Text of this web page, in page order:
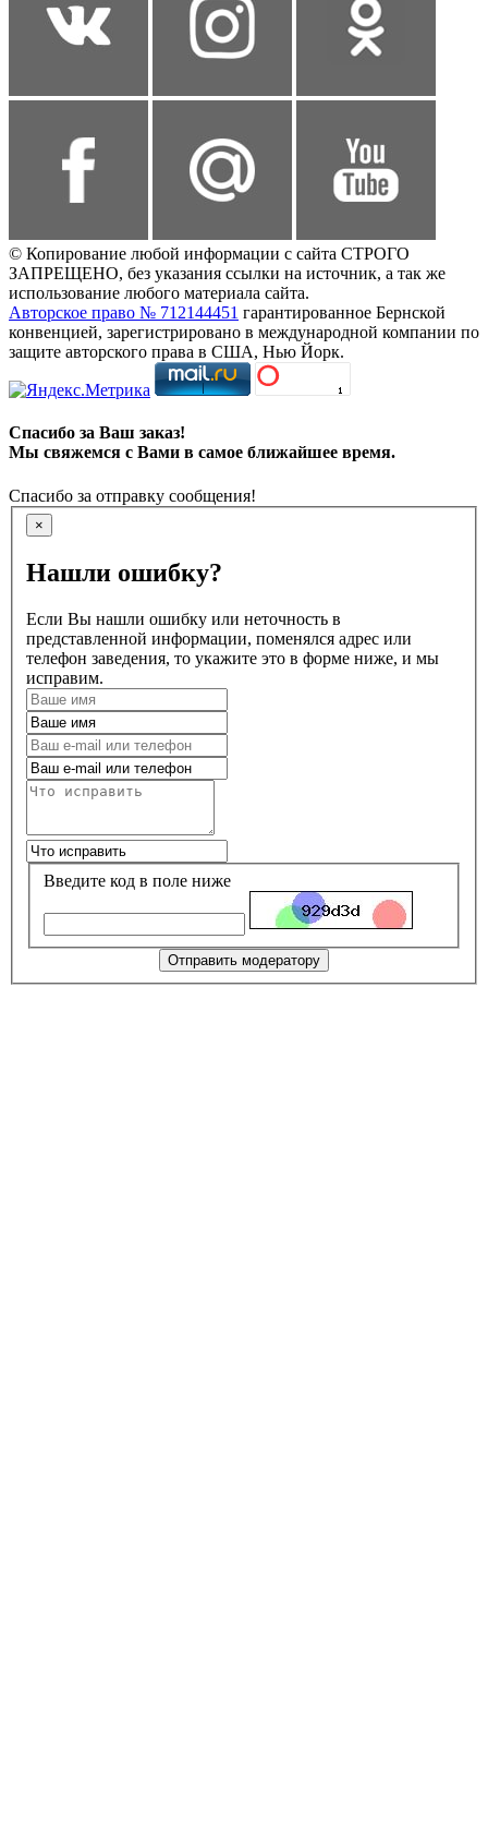
© Копирование любой информации с сайта СТРОГО
ЗАПРЕЩЕНО, без указания ссылки на источник, а так же
использование любого материала сайта.
Авторское право № 712144451 гарантированное Бернской
конвенцией, зарегистрировано в международной компании по
защите авторского права в США, Нью Йорк.
Спасибо за Ваш заказ!
Мы свяжемся с Вами в самое ближайшее время.
Спасибо за отправку сообщения!
×
Нашли ошибку?
Если Вы нашли ошибку или неточность в
представленной информации, поменялся адрес или
телефон заведения, то укажите это в форме ниже, и мы
исправим.
Введите код в поле ниже
Отправить модератору